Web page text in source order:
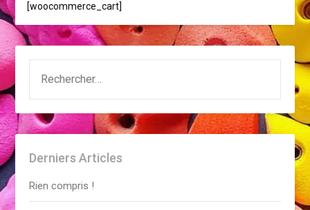
[woocommerce_cart]
Derniers Articles
Rien compris !